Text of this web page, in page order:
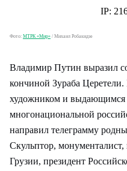
Фото: МТРК «Мир» / Михаил Робакидзе
Владимир Путин выразил
кончиной Зураба
художником и выдающимся
многонациональной
направил телеграмму
Скульптор,
Грузии, президент